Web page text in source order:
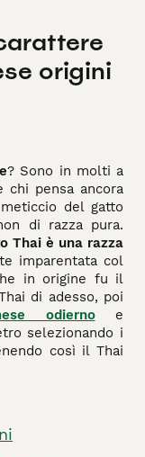
origini
? Sono in molti a
chi pensa ancora
del gatto
di razza pura.
Thai è una razza
imparentata col
in origine fu il
di adesso, poi
odiernoe
selezionando i
così il Thai